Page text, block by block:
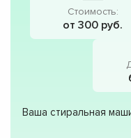
Стоимость:
от 300 руб.
Ваша стиральная